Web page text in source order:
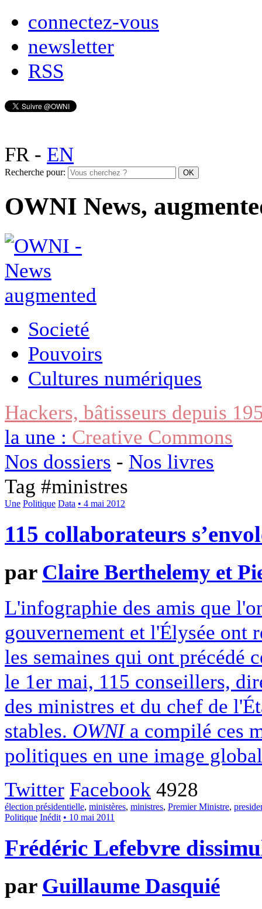
connectez-vous
newsletter
RSS
FR- EN
Recherche pour:
OWNI News,
Societé
Pouvoirs
Cultures numériques
Hackers, bâtisseurs depuis
la une : Creative Commons
Nos dossiers - Nos livres
Tag #ministres
Une Politique Data • 4 mai 2012
115 collaborateurs
par Claire Berthelemy et
L'infographie des amis que
gouvernement et l'Élysée ont
les semaines qui ont précédé
le 1er mai, 115 conseillers,
des ministres et du chef de
stables. OWNIa compilé ces
politiques en une image
Twitter Facebook 4928
élection présidentielle, ministères, ministres, Premier Ministre,
Politique Inédit • 10 mai 2011
Frédéric Lefebvre
par Guillaume Dasquié